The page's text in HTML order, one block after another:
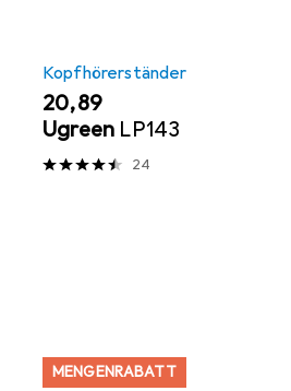
Kopfhörerständer
EUR
20,89
Ugreen LP143
24
MENGENRABATT